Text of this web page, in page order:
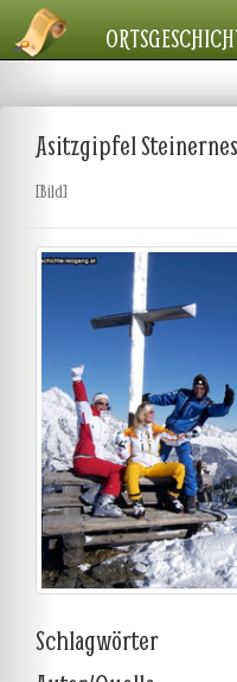
Asitzgipfel
[Bild]
Schlagwörter